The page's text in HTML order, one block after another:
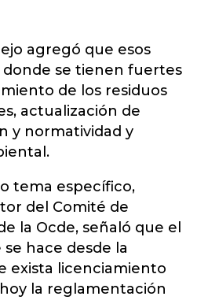
agregó que esos
donde se tienen fuertes
de los residuos
actualización de
y normatividad y
tema específico,
del Comité de
la Ocde, señaló que el
hace desde la
exista licenciamiento
la reglamentación